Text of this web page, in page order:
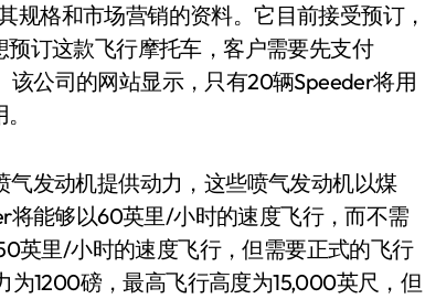
规格和市场营销的资料。它目前接受预订，
订这款飞行摩托车，客户需要先支付
公司的网站显示，只有20辆Speeder将用
发动机提供动力，这些喷气发动机以煤
能够以60英里/小时的速度飞行，而不需
英里/小时的速度飞行，但需要正式的飞行
1200磅，最高飞行高度为15,000英尺，但